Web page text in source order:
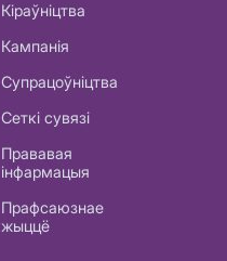
Кіраўніцтва
Кампанія
Супрацоўніцтва
Сеткі сувязі
Прававая
інфармацыя
Прафсаюзнае
жыццё